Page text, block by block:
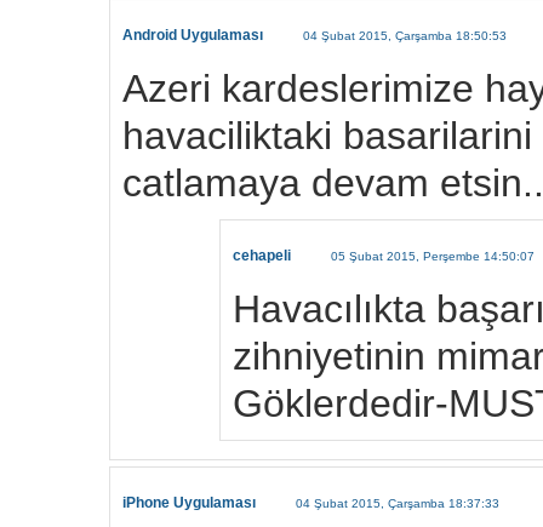
Android Uygulaması 04 Şubat 2015, Çarşamba 18:50:53
Azeri kardeslerimize
havaciliktaki
catlamaya devam
cehapeli 05 Şubat 2015, Perşembe 14:50:07
Havacılıkta
zihniyetinin
Göklerdedir-
iPhone Uygulaması 04 Şubat 2015, Çarşamba 18:37:33